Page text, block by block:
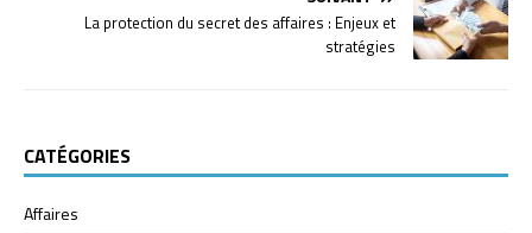
La protection du secret des affaires : Enjeux et
stratégies
CATÉGORIES
Affaires